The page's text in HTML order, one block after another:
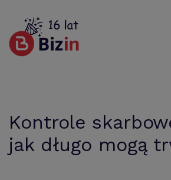
Kontrole
jak długo mogą